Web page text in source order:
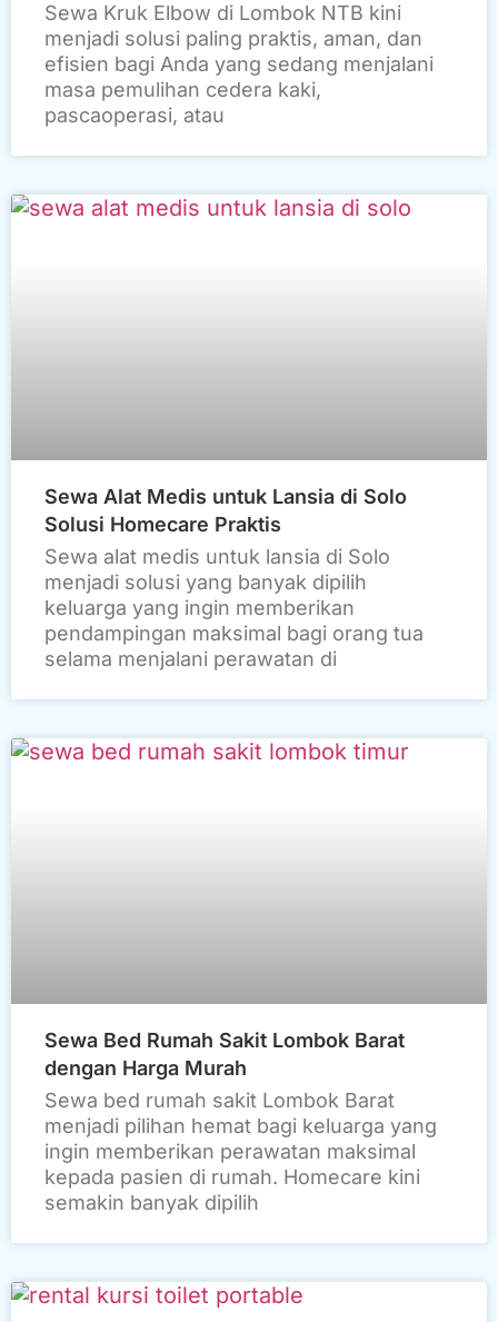
Sewa Kruk Elbow di Lombok NTB kini
menjadi solusi paling praktis, aman, dan
efisien bagi Anda yang sedang menjalani
masa pemulihan cedera kaki,
pascaoperasi, atau
Sewa Alat Medis untuk Lansia di Solo
Solusi Homecare Praktis
Sewa alat medis untuk lansia di Solo
menjadi solusi yang banyak dipilih
keluarga yang ingin memberikan
pendampingan maksimal bagi orang tua
selama menjalani perawatan di
Sewa Bed Rumah Sakit Lombok Barat
dengan Harga Murah
Sewa bed rumah sakit Lombok Barat
menjadi pilihan hemat bagi keluarga yang
ingin memberikan perawatan maksimal
kepada pasien di rumah. Homecare kini
semakin banyak dipilih